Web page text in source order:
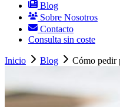
Blog
Sobre Nosotros
Contacto
Consulta sin coste
Inicio Blog Cómo pedir